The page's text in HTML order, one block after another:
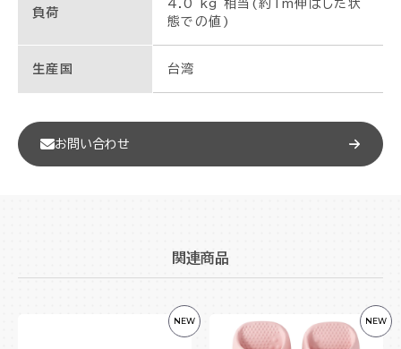
負荷
4.0 kg 相当(約1m伸ばした状
態での値)
生産国 台湾
お問い合わせ
関連商品
NEW NEW